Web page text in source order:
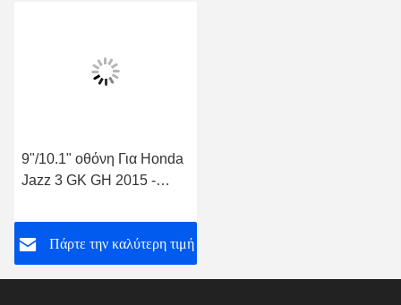
9"/10.1" οθόνη Για Honda
Jazz 3 GK GH 2015 -
Στερεόφωνο αυτοκινήτου
GPS CarPlay Player
Πάρτε την καλύτερη τιμή